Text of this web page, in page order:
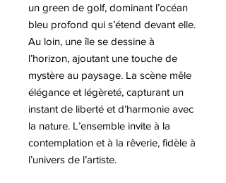
un green de golf, dominant l’océan
bleu profond qui s’étend devant elle.
Au loin, une île se dessine à
l’horizon, ajoutant une touche de
mystère au paysage. La scène mêle
élégance et légèreté, capturant un
instant de liberté et d’harmonie avec
la nature. L’ensemble invite à la
contemplation et à la rêverie, fidèle à
l’univers de l’artiste.